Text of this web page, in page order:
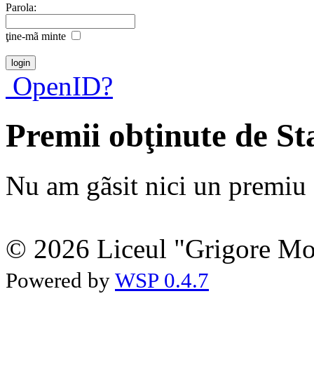
Parola:
ţine-mã minte
OpenID?
Premii obţinute de
Nu am gãsit nici un premiu
© 2026 Liceul "Grigore
Powered by WSP 0.4.7